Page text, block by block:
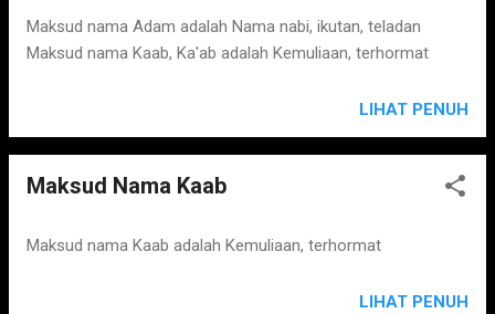
Maksud nama Adam adalah Nama nabi, ikutan, teladan
Maksud nama Kaab, Ka'ab adalah Kemuliaan, terhormat
LIHAT PENUH
Maksud Nama Kaab
Maksud nama Kaab adalah Kemuliaan, terhormat
LIHAT PENUH